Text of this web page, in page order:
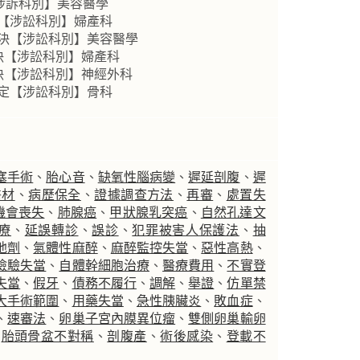
訴科別】美容醫學
涉訟科別】婦產科
【涉訟科別】美容醫學
涉訟科別】婦產科
涉訟科別】神經外科
【涉訟科別】骨科
手術 、 胎心音、 缺氧性腦病變 、遲延剖腹 、 遲
、病歷保全 、證據調查方法 、再審 、 處置失
會喪失 、 肺腺癌 、 甲狀腺乳突癌 、 自然孔達文
、 延誤轉診 、誤診 、犯罪被害人保護法 、 抽
劑 、氣體性麻醉、 麻醉監控失當 、惡性高熱、
驗失當 、 自體幹細胞治療、醫療費用 、 不實登
當 、假牙 、 債務不履行、 調解 、舉證 、仿單禁
手術範圍 、 用藥失當 、 急性胰臟炎 、 敗血症、
、速審法 、 卵巢子宮內膜異位瘤 、雙側卵巢輸卵
胎頭骨盆不對稱 、剖腹產 、術後感染 、 登載不